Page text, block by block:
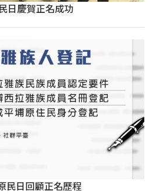
日慶賀正名成功
民日回顧正名歷程